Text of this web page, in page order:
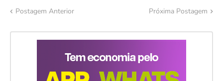
Postagem Anterior Próxima Postagem